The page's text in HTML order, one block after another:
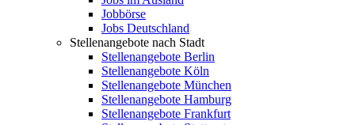
Jobbörse
Jobs Deutschland
Stellenangebote nach Stadt
Stellenangebote Berlin
Stellenangebote Köln
Stellenangebote München
Stellenangebote Hamburg
Stellenangebote Frankfurt